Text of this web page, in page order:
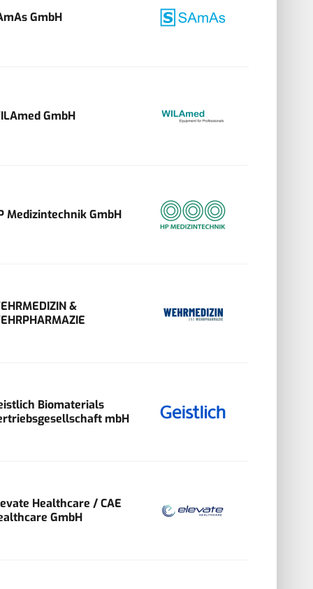
GmbH
GmbH
Medizintechnik GmbH
&
Biomaterials
mbH
Healthcare / CAE
GmbH